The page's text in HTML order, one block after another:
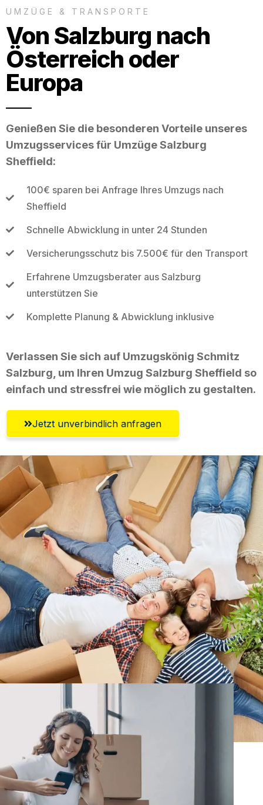
UMZÜGE & TRANSPORTE
Von Salzburg nach
Österreich oder
Europa
Genießen Sie die besonderen Vorteile unseres
Umzugsservices für Umzüge Salzburg
Sheffield:
100€ sparen bei Anfrage Ihres Umzugs nach
Sheffield
Schnelle Abwicklung in unter 24 Stunden
Versicherungsschutz bis 7.500€ für den Transport
Erfahrene Umzugsberater aus Salzburg
unterstützen Sie
Komplette Planung & Abwicklung inklusive
Verlassen Sie sich auf Umzugskönig Schmitz
Salzburg, um Ihren Umzug Salzburg Sheffield so
einfach und stressfrei wie möglich zu gestalten.
Jetzt unverbindlich anfragen